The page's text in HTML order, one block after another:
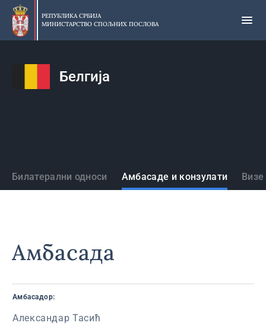
Прескочи
главни
део
РЕПУБЛИКА СРБИЈА
МИНИСТАРСТВО СПОЉНИХ ПОСЛОВА
Белгија
Државе
Билатерални односи Амбасаде и конзулати
Амбасада
Амбасадор:
Александар Тасић